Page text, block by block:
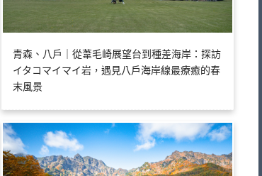
青森、八戶｜從葦毛崎展望台到種差海岸：探訪
イタコマイマイ岩，遇見八戶海岸線最療癒的春
末風景